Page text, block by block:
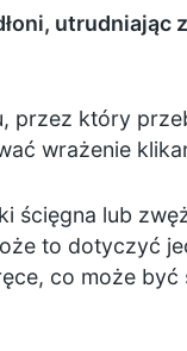
utrudniając
przez który
wrażenie
ścięgna lub
to dotyczyć
co może